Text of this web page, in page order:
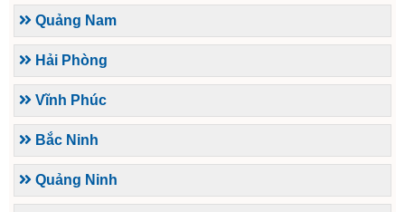
Quảng Nam
Hải Phòng
Vĩnh Phúc
Bắc Ninh
Quảng Ninh